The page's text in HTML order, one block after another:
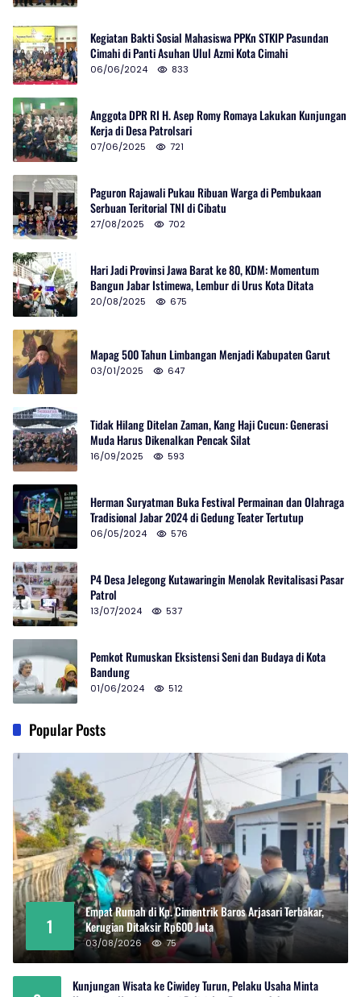
Kegiatan Bakti Sosial Mahasiswa PPKn STKIP Pasundan
Cimahi di Panti Asuhan Ulul Azmi Kota Cimahi
06/06/2024 833
Anggota DPR RI H. Asep Romy Romaya Lakukan Kunjungan
Kerja di Desa Patrolsari
07/06/2025 721
Paguron Rajawali Pukau Ribuan Warga di Pembukaan
Serbuan Teritorial TNI di Cibatu
27/08/2025 702
Hari Jadi Provinsi Jawa Barat ke 80, KDM: Momentum
Bangun Jabar Istimewa, Lembur di Urus Kota Ditata
20/08/2025 675
Mapag 500 Tahun Limbangan Menjadi Kabupaten Garut
03/01/2025 647
Tidak Hilang Ditelan Zaman, Kang Haji Cucun: Generasi
Muda Harus Dikenalkan Pencak Silat
16/09/2025 593
Herman Suryatman Buka Festival Permainan dan Olahraga
Tradisional Jabar 2024 di Gedung Teater Tertutup
06/05/2024 576
P4 Desa Jelegong Kutawaringin Menolak Revitalisasi Pasar
Patrol
13/07/2024 537
Pemkot Rumuskan Eksistensi Seni dan Budaya di Kota
Bandung
01/06/2024 512
Popular Posts
1
Empat Rumah di Kp. Cimentrik Baros Arjasari Terbakar,
Kerugian Ditaksir Rp600 Juta
03/08/2026 75
Kunjungan Wisata ke Ciwidey Turun, Pelaku Usaha Minta